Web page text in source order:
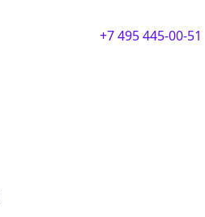
+7 495 445-00-51